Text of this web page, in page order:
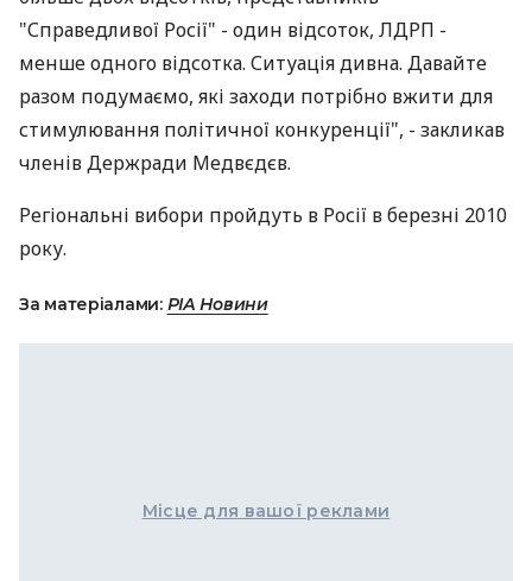
"Справедливої Росії" - один відсоток, ЛДРП -
менше одного відсотка. Ситуація дивна. Давайте
разом подумаємо, які заходи потрібно вжити для
стимулювання політичної конкуренції", - закликав
членів Держради Медвєдєв.
Регіональні вибори пройдуть в Росії в березні 2010
року.
За матеріалами: РІА Новини
Місце для вашої реклами